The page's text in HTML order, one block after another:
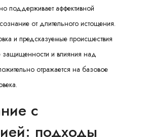
поддерживает аффективной
от длительного истощения.
и предсказуемые происшествия
защищенности и влияния над
отражается на базовое
с
подходы